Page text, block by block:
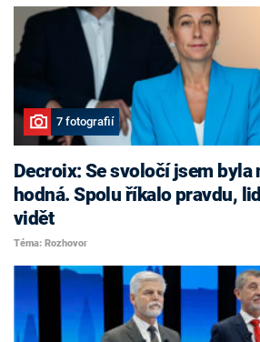
7 fotografií
Decroix: Se svoločí jsem byla
hodná. Spolu říkalo pravdu,
vidět
Téma: Rozhovor